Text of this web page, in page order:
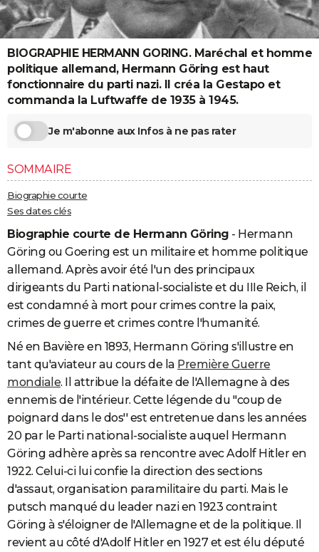
Destinations
City break
Voyage nature
Voyage de noces
Forum
Climat
+
PHOTO
GUIDES D'ACHAT
BONS PLANS
CARTE DE VOEUX
Carte de Noël
Carte Bonne année
Carte Saint-Valentin
Carte Pâques
Carte d'anniversaire
DICTIONNAIRE
COPAINS D'AVANT
S'inscrire
Se connecter
Lycées
Collèges
Primaires
Universités
Entreprises
Service militaire
Avis de recherche
AVIS DE DÉCÈS
FORUM
Bricolage
Lifestyle
Culture
Sport
Auto
Television
Voyage
Cinema
BIOGRAPHIE HERMANN GORING. Maréchal et homme
politique allemand, Hermann Göring est haut
fonctionnaire du parti nazi. Il créa la Gestapo et
commanda la Luftwaffe de 1935 à 1945.
Je m'abonne aux Infos à ne pas rater
SOMMAIRE
Biographie courte
Ses dates clés
Biographie courte de Hermann Göring - Hermann
Göring ou Goering est un militaire et homme politique
allemand. Après avoir été l'un des principaux
dirigeants du Parti national-socialiste et du IIIe Reich, il
est condamné à mort pour crimes contre la paix,
crimes de guerre et crimes contre l'humanité.
Né en Bavière en 1893, Hermann Göring s'illustre en
tant qu'aviateur au cours de la Première Guerre
mondiale. Il attribue la défaite de l'Allemagne à des
ennemis de l'intérieur. Cette légende du ''coup de
poignard dans le dos'' est entretenue dans les années
20 par le Parti national-socialiste auquel Hermann
Göring adhère après sa rencontre avec Adolf Hitler en
1922. Celui-ci lui confie la direction des sections
d'assaut, organisation paramilitaire du parti. Mais le
putsch manqué du leader nazi en 1923 contraint
Göring à s'éloigner de l'Allemagne et de la politique. Il
revient au côté d'Adolf Hitler en 1927 et est élu député